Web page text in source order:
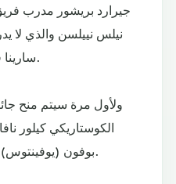
جيرارد بريشور مدرب
نيلس نييلسن والذي لا
سارينا فييجمان مدربة منتخب هولندا.
ولأول مرة سيتم منح
الكوستاريكي كيلور
بوفون (يوفينتوس)، ومانويل نوير (بايرن ميونيخ).